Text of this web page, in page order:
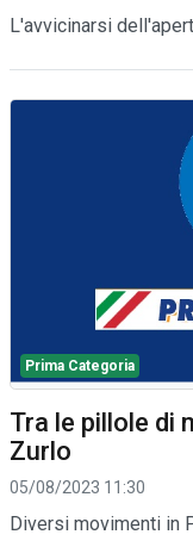
L'avvicinarsi
Prima Categoria
Tra le pillole di
Zurlo
05/08/2023 11:30
Diversi movimenti in